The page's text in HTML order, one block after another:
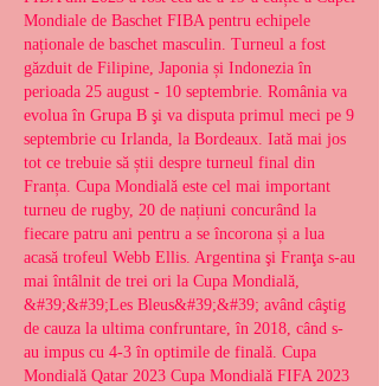
Mondiale de Baschet FIBA pentru echipele
naționale de baschet masculin. Turneul a fost
găzduit de Filipine, Japonia și Indonezia în
perioada 25 august - 10 septembrie. România va
evolua în Grupa B şi va disputa primul meci pe 9
septembrie cu Irlanda, la Bordeaux. Iată mai jos
tot ce trebuie să știi despre turneul final din
Franța. Cupa Mondială este cel mai important
turneu de rugby, 20 de națiuni concurând la
fiecare patru ani pentru a se încorona și a lua
acasă trofeul Webb Ellis. Argentina şi Franţa s-au
mai întâlnit de trei ori la Cupa Mondială,
&#39;&#39;Les Bleus&#39;&#39; având câştig
de cauza la ultima confruntare, în 2018, când s-
au impus cu 4-3 în optimile de finală. Cupa
Mondială Qatar 2023 Cupa Mondială FIFA 2023